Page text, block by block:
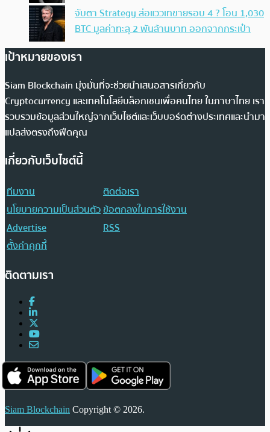
จับตา Strategy ส่อแววเทขายรอบ 4 ? โอน 1,030
BTC มูลค่าทะลุ 2 พันล้านบาท ออกจากกระเป๋า
เป้าหมายของเรา
Siam Blockchain มุ่งมั่นที่จะช่วยนำเสนอสารเกี่ยวกับ
Cryptocurrency และเทคโนโลยีบล็อกเชนเพื่อคนไทย ในภาษาไทย เรา
รวบรวมข้อมูลส่วนใหญ่จากเว็บไซต์และเว็บบอร์ดต่างประเทศและนำมา
แปลส่งตรงถึงฟีดคุณ
เกี่ยวกับเว็บไซต์นี้
ทีมงาน
ติดต่อเรา
นโยบายความเป็นส่วนตัวข้อตกลงในการใช้งาน
Advertise
RSS
ตั้งค่าคุกกี้
ติดตามเรา
Siam Blockchain Copyright © 2026.